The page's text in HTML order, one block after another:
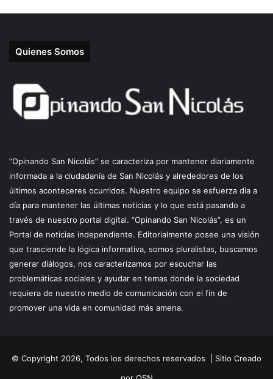
Quienes Somos
“Opinando San Nicolás” se caracteriza por mantener diariamente
informada a la ciudadanía de San Nicolás y alrededores de los
últimos aconteceres ocurridos. Nuestro equipo se esfuerza día a
día para mantener las últimas noticias y lo que está pasando a
través de nuestro portal digital. “Opinando San Nicolás”, es un
Portal de noticias independiente. Editorialmente posee una visión
que trasciende la lógica informativa, somos pluralistas, buscamos
generar diálogos, nos caracterizamos por escuchar las
problemáticas sociales y ayudar en temas donde la sociedad
requiera de nuestro medio de comunicación con el fin de
promover una vida en comunidad más amena.
© Copyright 2026, Todos los derechos reservados | Sitio Creado